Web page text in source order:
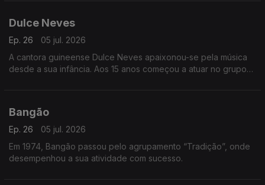
Dulce Neves
Ep. 26
05 jul. 2026
A cantora guineense Dulce Neves apaixonou-se pela música
desde a sua infância. Aos 15 anos começou a atuar no grupo
Bangão
Ep. 26
05 jul. 2026
Em 1974, Bangão passou pelo agrupamento “Tradição”, onde
desempenhou a sua atividade com sucesso.